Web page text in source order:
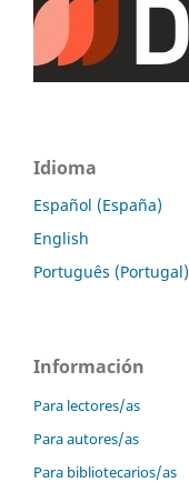
Idioma
Español (España)
English
Português (Portugal)
Información
Para lectores/as
Para autores/as
Para bibliotecarios/as